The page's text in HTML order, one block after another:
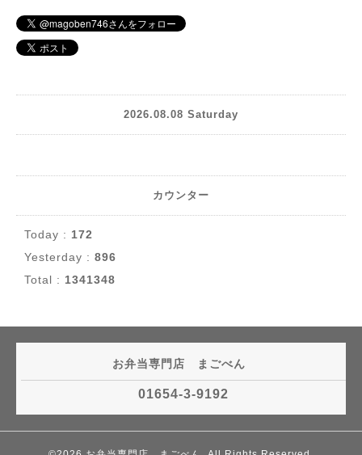
2026.08.08 Saturday
カウンター
Today : 172
Yesterday : 896
Total : 1341348
お弁当専門店 まごべん
01654-3-9192